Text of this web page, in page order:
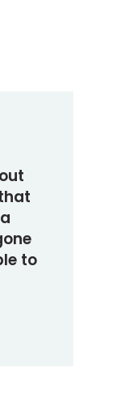
to